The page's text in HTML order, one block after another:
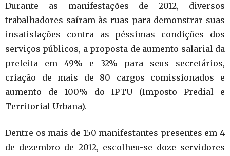
Durante as manifestações de 2012, diversos
trabalhadores saíram às ruas para demonstrar suas
insatisfações contra as péssimas condições dos
serviços públicos, a proposta de aumento salarial da
prefeita em 49% e 32% para seus secretários,
criação de mais de 80 cargos comissionados e
aumento de 100% do IPTU (Imposto Predial e
Territorial Urbana).
Dentre os mais de 150 manifestantes presentes em 4
de dezembro de 2012, escolheu-se doze servidores